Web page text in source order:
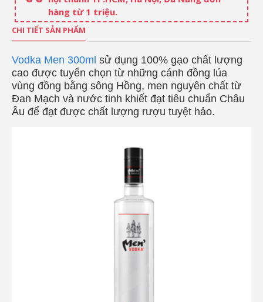
hàng từ 1 triệu.
CHI TIẾT SẢN PHẨM
Vodka Men 300ml sử dụng 100% gạo chất lượng
cao được tuyển chọn từ những cánh đồng lúa
vùng đồng bằng sông Hồng, men nguyên chất từ ​​
Đan Mạch và nước tinh khiết đạt tiêu chuẩn Châu
Âu để đạt được chất lượng rượu tuyệt hảo.